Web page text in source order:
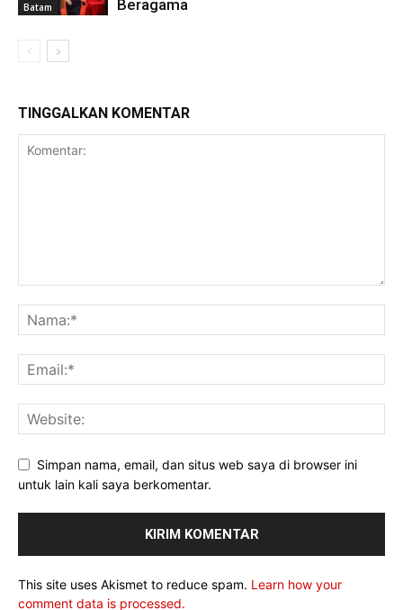
Batam
Beragama
TINGGALKAN KOMENTAR
Simpan nama, email, dan situs web saya di browser ini
untuk lain kali saya berkomentar.
This site uses Akismet to reduce spam. Learn how your
comment data is processed.